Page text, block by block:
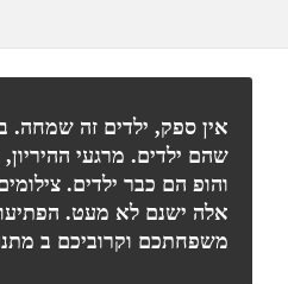
אין ספק, ילדים זה
שהם ילדים. מרגעי
והופ הם כבר ילדים.
אלה ישנם לא מעט.
משפחתכם וקרוביכם ב